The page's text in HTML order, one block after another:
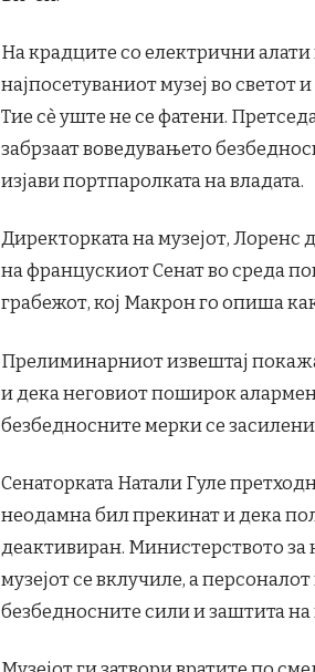
На крадците со електрични
најпосетуваниот музеј во светот
Тие сè уште не се фатени.
забрзаат воведувањето
изјави портпаролката на владата.
Директорката на музејот, Лоренс
на францускиот Сенат во среда
грабежот, кој Макрон го опиша
Прелиминарниот извештај
и дека неговиот поширок алармен
безбедносните мерки се
Сенаторката Натали Гуле
неодамна бил прекинат и дека
деактивиран. Министерството
музејот се вклучиле, а
безбедносните сили и заштита на